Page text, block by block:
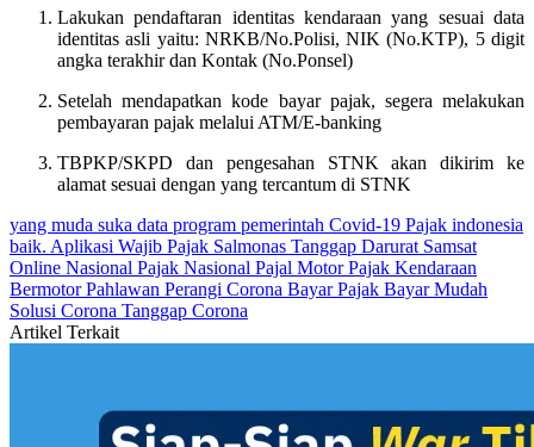
Lakukan pendaftaran identitas kendaraan yang sesuai data
identitas asli yaitu: NRKB/No.Polisi, NIK (No.KTP), 5 digit
angka terakhir dan Kontak (No.Ponsel)
Setelah mendapatkan kode bayar pajak, segera melakukan
pembayaran pajak melalui ATM/E-banking
TBPKP/SKPD dan pengesahan STNK akan dikirim ke
alamat sesuai dengan yang tercantum di STNK
yang muda suka data program pemerintah Covid-19 Pajak indonesia
baik. Aplikasi Wajib Pajak Salmonas Tanggap Darurat Samsat
Online Nasional Pajak Nasional Pajal MotorPajak Kendaraan
BermotorPahlawan Perangi Corona Bayar Pajak Bayar Mudah
Solusi Corona Tanggap Corona
Artikel Terkait